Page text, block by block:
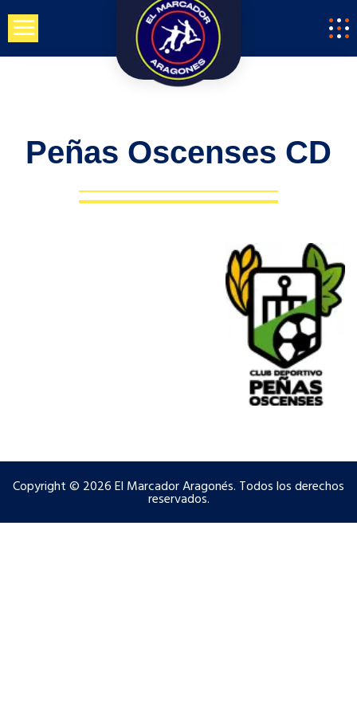
Saltar
contenido
Peñas Oscenses CD
Copyright © 2026 El Marcador Aragonés. Todos los derechos
reservados.